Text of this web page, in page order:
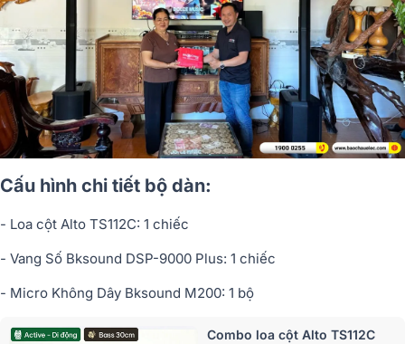
Cấu hình chi tiết bộ dàn:
- Loa cột Alto TS112C: 1 chiếc
- Vang Số Bksound DSP-9000 Plus: 1 chiếc
- Micro Không Dây Bksound M200: 1 bộ
Combo loa cột Alto TS112C